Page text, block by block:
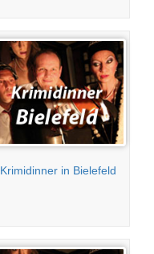
Krimidinner in Bielefeld